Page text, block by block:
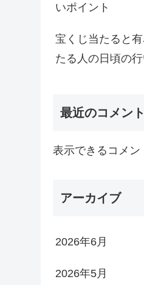
いポイント
宝くじ当たると
たる人の日頃の行
最近のコメント
表示できるコメン
アーカイブ
2026年6月
2026年5月